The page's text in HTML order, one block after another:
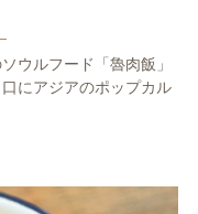
ウルフード「魯肉飯」
にアジアのポップカル